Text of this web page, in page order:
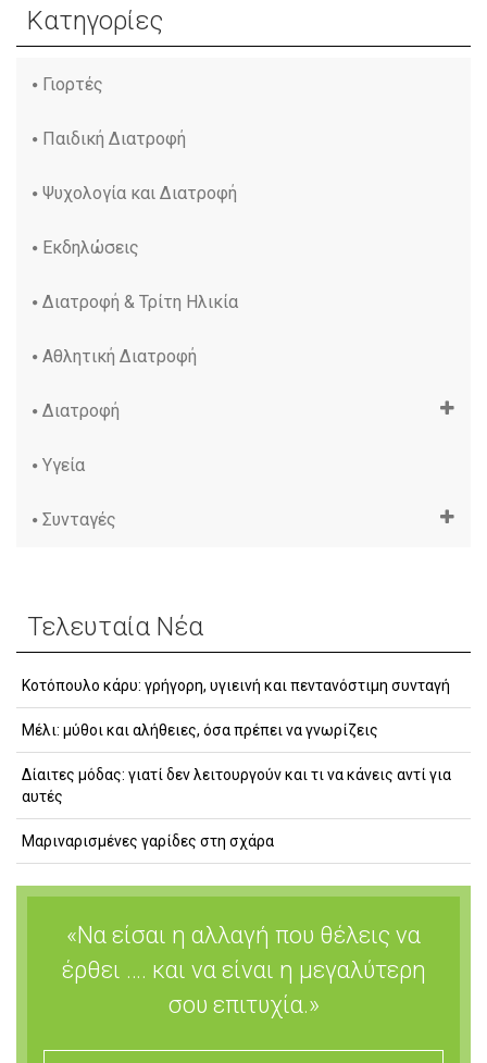
Κατηγορίες
Γιορτές
Παιδική Διατροφή
Ψυχολογία και Διατροφή
Εκδηλώσεις
Διατροφή & Τρίτη Ηλικία
Αθλητική Διατροφή
Διατροφή
Υγεία
Συνταγές
Τελευταία Νέα
Κοτόπουλο κάρυ: γρήγορη, υγιεινή και πεντανόστιμη συνταγή
Μέλι: μύθοι και αλήθειες, όσα πρέπει να γνωρίζεις
Δίαιτες μόδας: γιατί δεν λειτουργούν και τι να κάνεις αντί για
αυτές
Μαριναρισμένες γαρίδες στη σχάρα
«Να είσαι η αλλαγή που θέλεις να
έρθει …. και να είναι η μεγαλύτερη
σου επιτυχία.»